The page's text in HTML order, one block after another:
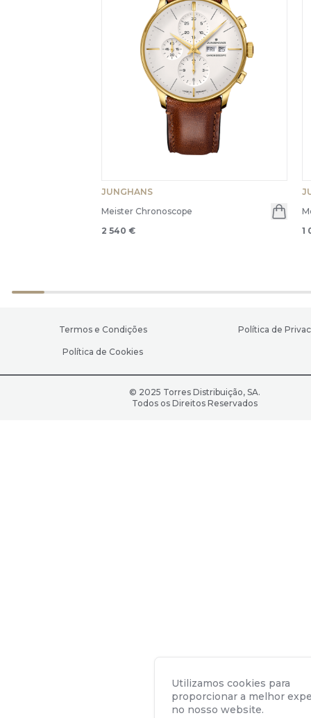
JUNGHANS
Meister Chronoscope
2 540 €
1
Termos e Condições Política de
Política de Cookies
© 2025 Torres Distribuição, SA.
Todos os Direitos Reservados
Utilizamos cookies para
proporcionar a melhor
no nosso website.